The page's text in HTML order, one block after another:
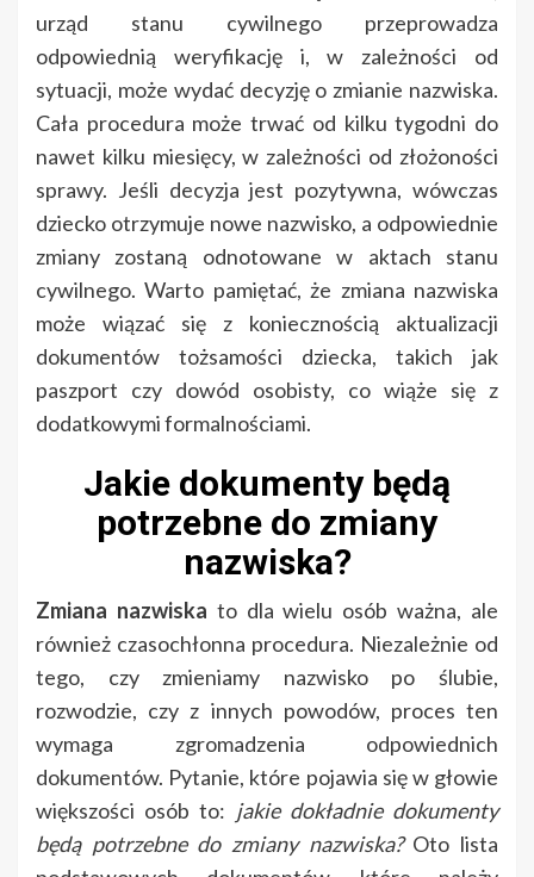
urząd stanu cywilnego przeprowadza
odpowiednią weryfikację i, w zależności od
sytuacji, może wydać decyzję o zmianie nazwiska.
Cała procedura może trwać od kilku tygodni do
nawet kilku miesięcy, w zależności od złożoności
sprawy. Jeśli decyzja jest pozytywna, wówczas
dziecko otrzymuje nowe nazwisko, a odpowiednie
zmiany zostaną odnotowane w aktach stanu
cywilnego. Warto pamiętać, że zmiana nazwiska
może wiązać się z koniecznością aktualizacji
dokumentów tożsamości dziecka, takich jak
paszport czy dowód osobisty, co wiąże się z
dodatkowymi formalnościami.
Jakie dokumenty będą
potrzebne do zmiany
nazwiska?
Zmiana nazwiska to dla wielu osób ważna, ale
również czasochłonna procedura. Niezależnie od
tego, czy zmieniamy nazwisko po ślubie,
rozwodzie, czy z innych powodów, proces ten
wymaga zgromadzenia odpowiednich
dokumentów. Pytanie, które pojawia się w głowie
większości osób to: jakie dokładnie dokumenty
będą potrzebne do zmiany nazwiska?Oto lista